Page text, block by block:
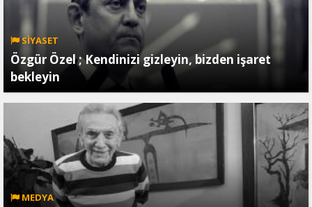
SİYASET
Özgür Özel ; Kendinizi gizleyin, bizden işaret
bekleyin
MEDYA